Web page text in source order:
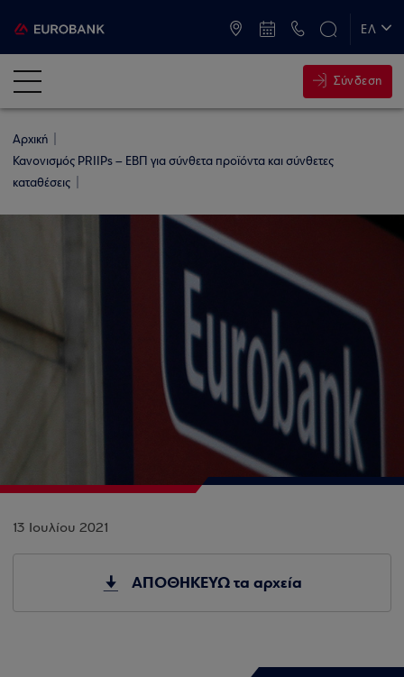
ΕΛ
Σύνδεση
Αρχική
Κανονισμός PRIIPs – ΕΒΠ για σύνθετα προϊόντα και σύνθετες
καταθέσεις
13 Ιουλίου 2021
ΑΠΟΘΗΚΕΥΩ τα αρχεία